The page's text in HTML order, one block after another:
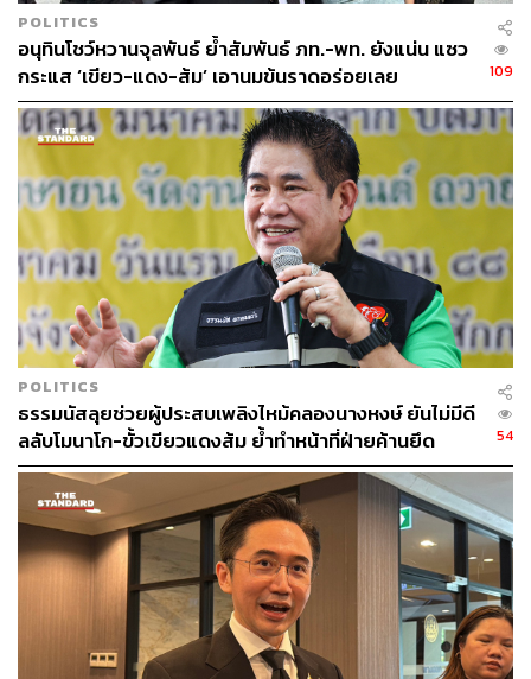
POLITICS
อนุทินโชว์หวานจุลพันธ์ ย้ำสัมพันธ์ ภท.-พท. ยังแน่น แซว
กระแส ‘เขียว-แดง-ส้ม’ เอานมข้นราดอร่อยเลย
109
POLITICS
ธรรมนัสลุยช่วยผู้ประสบเพลิงไหม้คลองนางหงษ์ ยันไม่มีดี
ลลับโมนาโก-ขั้วเขียวแดงส้ม ย้ำทำหน้าที่ฝ่ายค้านยึด
ประโยชน์ประชาชน
54